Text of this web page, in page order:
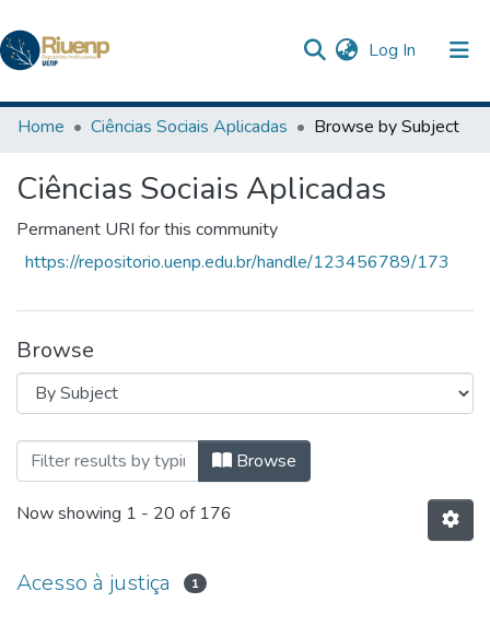
Log In (current)
Communities & Collections
Home Ciências Sociais Aplicadas Browse by Subject
Ciências Sociais Aplicadas
Permanent URI for this community
https://repositorio.uenp.edu.br/handle/123456789/173
Browse
Browsing Ciências Sociais Aplicadas by
Browse
Now showing 1 - 20 of 176
Acesso à justiça 1